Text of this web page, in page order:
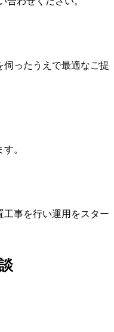
ったうえで最適なご提
。
事を行い運用をスター